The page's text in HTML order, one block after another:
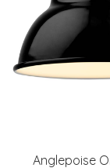
Anglepoise